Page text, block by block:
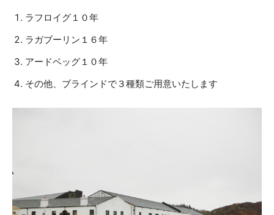
ラフロイグ１０年
ラガブーリン１６年
アードベッグ１０年
その他、ブラインドで３種類ご用意いたします